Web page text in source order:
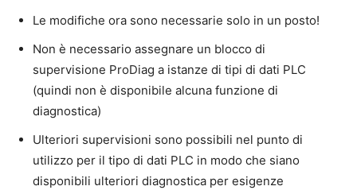
Le modifiche ora sono necessarie solo in un posto!
Non è necessario assegnare un blocco di
supervisione ProDiag a istanze di tipi di dati PLC
(quindi non è disponibile alcuna funzione di
diagnostica)
Ulteriori supervisioni sono possibili nel punto di
utilizzo per il tipo di dati PLC in modo che siano
disponibili ulteriori diagnostica per esigenze